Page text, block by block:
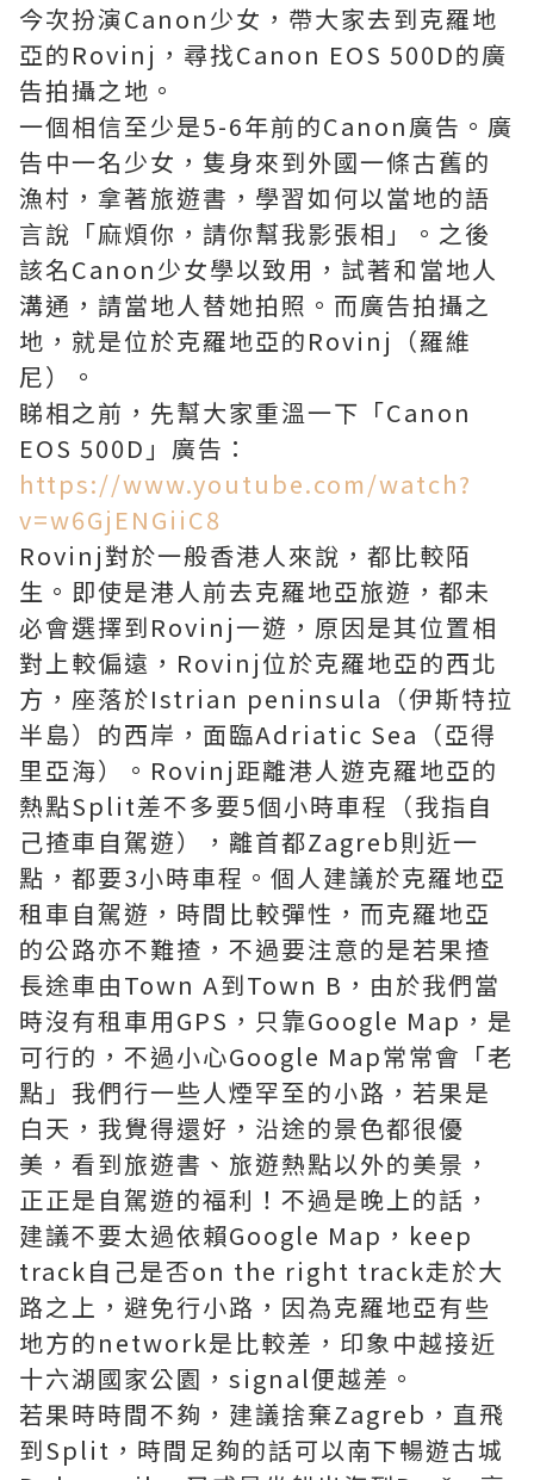
今次扮演Canon少女，帶大家去到克羅地
亞的Rovinj，尋找Canon EOS 500D的廣
告拍攝之地。
一個相信至少是5-6年前的Canon廣告。廣
告中一名少女，隻身來到外國一條古舊的
漁村，拿著旅遊書，學習如何以當地的語
言說「麻煩你，請你幫我影張相」。之後
該名Canon少女學以致用，試著和當地人
溝通，請當地人替她拍照。而廣告拍攝之
地，就是位於克羅地亞的Rovinj（羅維
尼）。
睇相之前，先幫大家重溫一下「Canon
EOS 500D」廣告：
https://www.youtube.com/watch?
v=w6GjENGiiC8
Rovinj對於一般香港人來說，都比較陌
生。即使是港人前去克羅地亞旅遊，都未
必會選擇到Rovinj一遊，原因是其位置相
對上較偏遠，Rovinj位於克羅地亞的西北
方，座落於Istrian peninsula（伊斯特拉
半島）的西岸，面臨Adriatic Sea（亞得
里亞海）。Rovinj距離港人遊克羅地亞的
熱點Split差不多要5個小時車程（我指自
己揸車自駕遊），離首都Zagreb則近一
點，都要3小時車程。個人建議於克羅地亞
租車自駕遊，時間比較彈性，而克羅地亞
的公路亦不難揸，不過要注意的是若果揸
長途車由Town A到Town B，由於我們當
時沒有租車用GPS，只靠Google Map，是
可行的，不過小心Google Map常常會「老
點」我們行一些人煙罕至的小路，若果是
白天，我覺得還好，沿途的景色都很優
美，看到旅遊書、旅遊熱點以外的美景，
正正是自駕遊的福利！不過是晚上的話，
建議不要太過依賴Google Map，keep
track自己是否on the right track走於大
路之上，避免行小路，因為克羅地亞有些
地方的network是比較差，印象中越接近
十六湖國家公園，signal便越差。
若果時時間不夠，建議捨棄Zagreb，直飛
到Split，時間足夠的話可以南下暢遊古城